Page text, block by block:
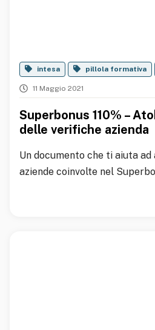
intesa pillola formativa
11 Maggio 2021
Superbonus 110% –
delle verifiche azienda
Un documento che ti aiuta
aziende coinvolte nel